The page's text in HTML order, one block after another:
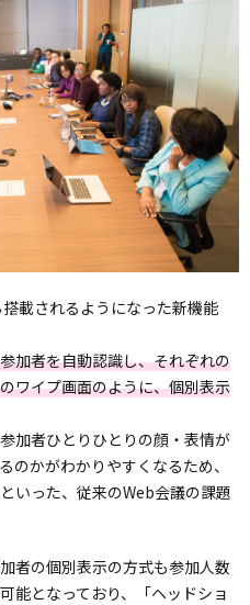
載されるようになった新機能
加者を自動認識し、それぞれの
ワイプ画面のように、個別表示
加者ひとりひとりの顔・表情が
のかがわかりやすくなるため、
いった、従来のWeb会議の課題
者の個別表示の方式も参加人数
能となっており、「ヘッドショ